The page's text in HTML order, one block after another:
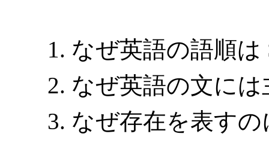
1. なぜ英語の語順は
2. なぜ英語の文には
3. なぜ存在を表すの